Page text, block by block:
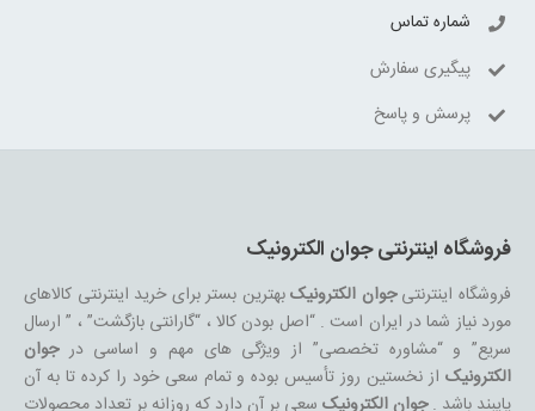
شماره تماس
پیگیری سفارش
پرسش و پاسخ
فروشگاه اینترنتی جوان الکترونیک
فروشگاه اینترنتیجوان الکترونیکبهترین بستر برای خرید اینترنتی کالاهای
مورد نیاز شما در ایران است . “اصل بودن کالا ، “گارانتی بازگشت” ، ” ارسال
سریع” و “مشاوره تخصصی” از ویژگی های مهم و اساسی درجوان
الکترونیکاز نخستین روز تأسیس بوده و تمام سعی خود را کرده تا به آن
پایبند باشد .جوان الکترونیکسعی بر آن دارد که روزانه بر تعداد محصولات